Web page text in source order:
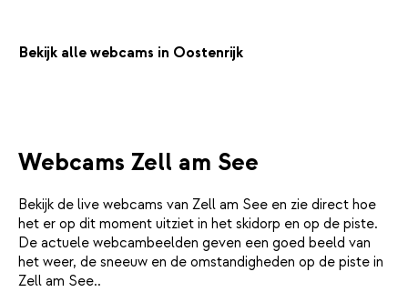
Bekijk alle webcams in Oostenrijk
Webcams Zell am See
Bekijk de live webcams van Zell am See en zie direct hoe
het er op dit moment uitziet in het skidorp en op de piste.
De actuele webcambeelden geven een goed beeld van
het weer, de sneeuw en de omstandigheden op de piste in
Zell am See..